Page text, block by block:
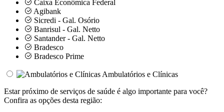
Caixa Econômica Federal
Agibank
Sicredi - Gal. Osório
Banrisul - Gal. Netto
Santander - Gal. Netto
Bradesco
Bradesco Prime
Ambulatórios e Clínicas
Estar próximo de serviços de saúde é algo importante para você?
Confira as opções desta região: